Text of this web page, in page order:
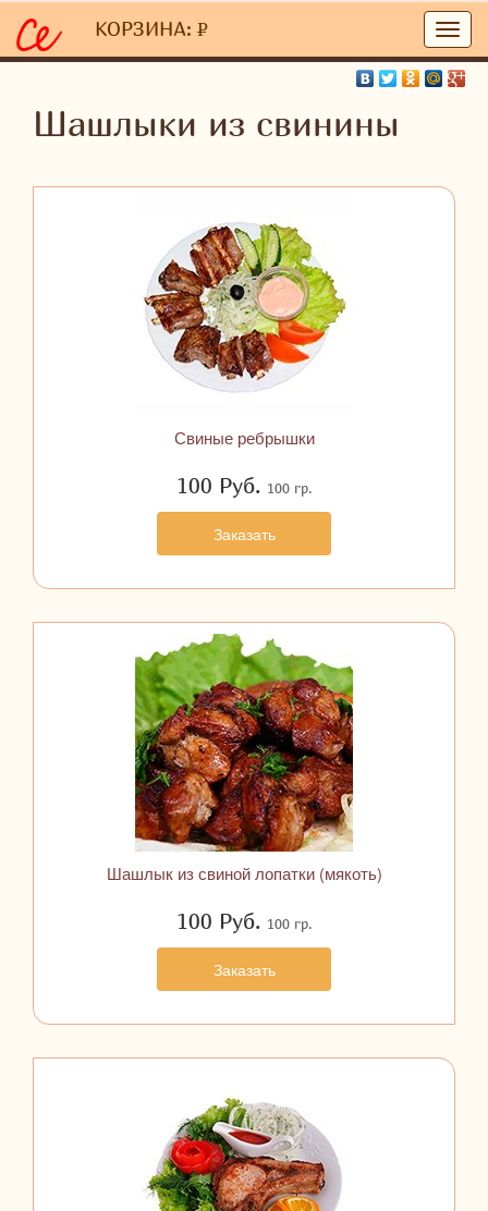
КОРЗИНА: P
УБ.
Главная/Вкусняшки /Шашлыки / Шашлыки из свинины
Шашлыки из свинины
Свиные ребрышки
100 Руб. 100 гр.
Заказать
Шашлык из свиной лопатки (мякоть)
100 Руб. 100 гр.
Заказать